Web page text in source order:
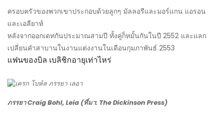
ครอบครัวของพวกเขาประกอบด้วยลูกๆ มัลลอรีและมอร์แกน แอรอน
และเอลียาห์
หลังจากออกเดทกันประมาณสามปี ทั้งคู่ก็หมั้นกันในปี 2552 และแลก
เปลี่ยนคำสาบานในงานแต่งงานในเดือนกุมภาพันธ์ 2553
แฟนของบิล เบลิชิกอายุเท่าไหร่
ภรรยา Craig Bohl, Leia (ที่มา: The Dickinson Press)